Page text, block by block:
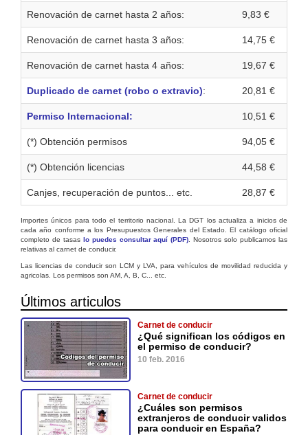
Renovación de carnet hasta 2 años: 9,83 €
Renovación de carnet hasta 3 años: 14,75 €
Renovación de carnet hasta 4 años: 19,67 €
Duplicado de carnet (robo o extravio): 20,81 €
Permiso Internacional: 10,51 €
(*) Obtención permisos 94,05 €
(*) Obtención licencias 44,58 €
Canjes, recuperación de puntos... etc. 28,87 €
Importes únicos para todo el territorio nacional. La DGT los actualiza a inicios de
cada año conforme a los Presupuestos Generales del Estado. El catálogo oficial
completo de tasas lo puedes consultar aquí (PDF) . Nosotros solo publicamos las
relativas al carnet de conducir.
Las licencias de conducir son LCM y LVA, para vehículos de movilidad reducida y
agricolas. Los permisos son AM, A, B, C... etc.
Últimos articulos
Carnet de conducir
¿Qué significan los códigos en
el permiso de conducir?
10 feb. 2016
Carnet de conducir
¿Cuáles son permisos
extranjeros de conducir validos
para conducir en España?